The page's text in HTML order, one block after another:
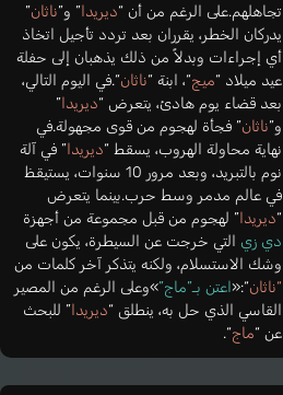
تجاهلهم.على الرغم من أن “ديريدا” و”ناثان”
يدركان الخطر، يقرران بعد تردد تأجيل اتخاذ
أي إجراءات وبدلاً من ذلك يذهبان إلى حفلة
عيد ميلاد “ميج“، ابنة “ناثان“.في اليوم التالي،
بعد قضاء يوم هادئ، يتعرض “ديريدا”
و”ناثان” فجأة لهجوم من قوى مجهولة.في
نهاية محاولة الهروب، يسقط “ديريدا” في آلة
نوم بالتبريد، وبعد مرور 10 سنوات، يستيقظ
في عالم مدمر وسط حرب.بينما يتعرض
“ديريدا” لهجوم من قبل مجموعة من أجهزة
دي زي التي خرجت عن السيطرة، يكون على
وشك الاستسلام، ولكنه يتذكر آخر كلمات من
“ناثان“:«اعتن بـ”ماج”»وعلى الرغم من المصير
القاسي الذي حل به، ينطلق “ديريدا” للبحث
عن “ماج“.